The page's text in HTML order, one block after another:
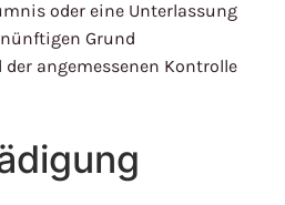
oder eine Unterlassung
Grund
angemessenen Kontrolle